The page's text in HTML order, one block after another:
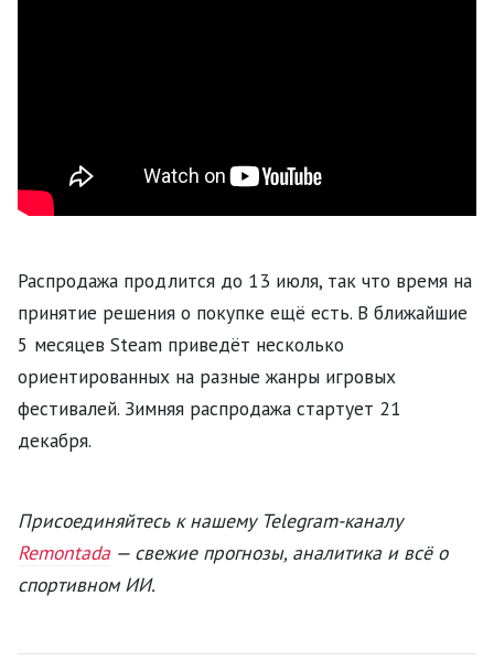
Распродажа продлится до 13 июля, так что время на
принятие решения о покупке ещё есть. В ближайшие
5 месяцев Steam приведёт несколько
ориентированных на разные жанры игровых
фестивалей. Зимняя распродажа стартует 21
декабря.
Присоединяйтесь к нашему Telegram-каналу
Remontada — свежие прогнозы, аналитика и всё о
спортивном ИИ.